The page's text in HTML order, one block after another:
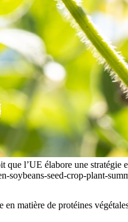
l’UE élabore une
soybeans-seed-crop-plant-
matière de protéines